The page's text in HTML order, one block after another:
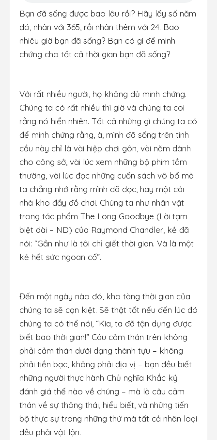
Bạn đã sống được bao lâu rồi? Hãy lấy số năm
đó, nhân với 365, rồi nhân thêm với 24. Bao
nhiêu giờ bạn đã sống? Bạn có gì để minh
chứng cho tất cả thời gian bạn đã sống?
Với rất nhiều người, họ không đủ minh chứng.
Chúng ta có rất nhiều thì giờ và chúng ta coi
rằng nó hiển nhiên. Tất cả những gì chúng ta có
để minh chứng rằng, à, mình đã sống trên tinh
cầu này chỉ là vài hiệp chơi gôn, vài năm dành
cho công sở, vài lúc xem những bộ phim tầm
thường, vài lúc đọc những cuốn sách vô bổ mà
ta chẳng nhớ rằng mình đã đọc, hay một cái
nhà kho đầy đồ chơi. Chúng ta như nhân vật
trong tác phẩm The Long Goodbye (Lời tạm
biệt dài – ND) của Raymond Chandler, kẻ đã
nói: “Gần như là tôi chỉ giết thời gian. Và là một
kẻ hết sức ngoan cố”.
Đến một ngày nào đó, kho tàng thời gian của
chúng ta sẽ cạn kiệt. Sẽ thật tốt nếu đến lúc đó
chúng ta có thể nói, “Kìa, ta đã tận dụng được
biết bao thời gian!” Câu cảm thán trên không
phải cảm thán dưới dạng thành tựu – không
phải tiền bạc, không phải địa vị – bạn đều biết
những người thực hành Chủ nghĩa Khắc kỷ
đánh giá thế nào về chúng – mà là câu cảm
thán về sự thông thái, hiểu biết, và những tiến
bộ thực sự trong những thứ mà tất cả nhân loại
đều phải vật lộn.